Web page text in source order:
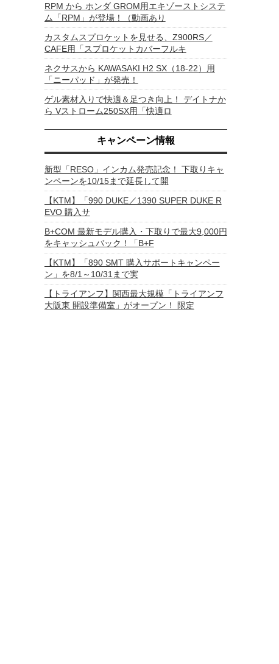
RPM から ホンダ GROM用エキゾーストシステ
ム「RPM」が登場！（動画あり
カスタムスプロケットを見せる、Z900RS／
CAFE用「スプロケットカバーフルキ
ネクサスから KAWASAKI H2 SX（18-22）用
「ニーパッド」が発売！
ゲル素材入りで快適＆足つき向上！ デイトナか
ら Vストローム250SX用「快適ロ
キャンペーン情報
新型「RESO」インカム発売記念！ 下取りキャ
ンペーンを10/15まで延長して開
【KTM】「990 DUKE／1390 SUPER DUKE R
EVO 購入サ
B+COM 最新モデル購入・下取りで最大9,000円
をキャッシュバック！「B+F
【KTM】「890 SMT 購入サポートキャンペー
ン」を8/1～10/31まで実
【トライアンフ】関西最大規模「トライアンフ
大阪東 開設準備室」がオープン！ 限定